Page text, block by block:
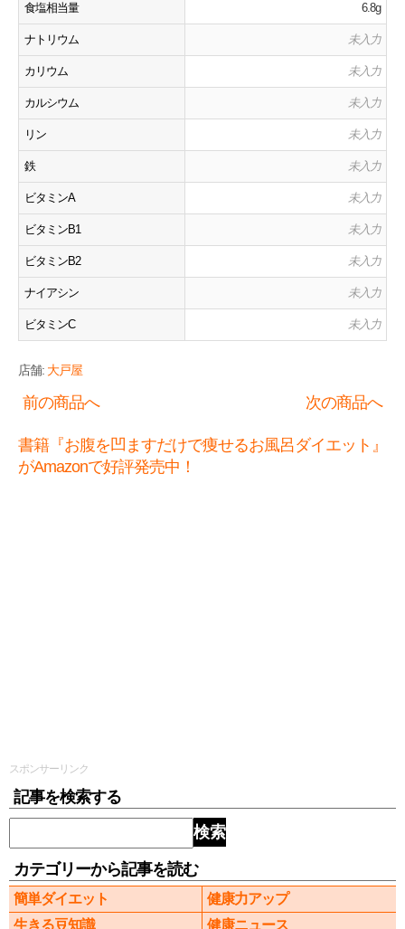
食塩相当量 6.8g
ナトリウム 未入力
カリウム 未入力
カルシウム 未入力
リン 未入力
鉄 未入力
ビタミンA 未入力
ビタミンB1 未入力
ビタミンB2 未入力
ナイアシン 未入力
ビタミンC 未入力
店舗: 大戸屋
前の商品へ 次の商品へ
書籍『お腹を凹ますだけで痩せるお風呂ダイエット』
がAmazonで好評発売中！
スポンサーリンク
記事を検索する
検索
カテゴリーから記事を読む
簡単ダイエット
健康力アップ
生きる豆知識
健康ニュース